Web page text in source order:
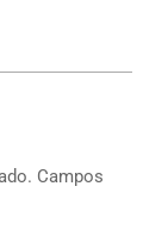
Campos